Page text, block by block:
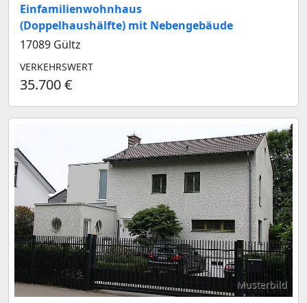
Einfamilienwohnhaus
(Doppelhaushälfte) mit Nebengebäude
17089 Gültz
VERKEHRSWERT
35.700 €
Musterbild